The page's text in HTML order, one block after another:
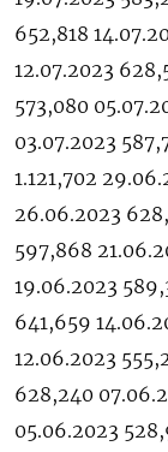
652,818
12.07.2023
573,080
03.07.2023
1.121,702
26.06.2023
597,868
19.06.2023
641,659
12.06.2023
628,240
05.06.2023